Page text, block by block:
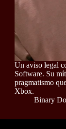
Un aviso legal
Software. Su
pragmatismo
Xbox.
Binary